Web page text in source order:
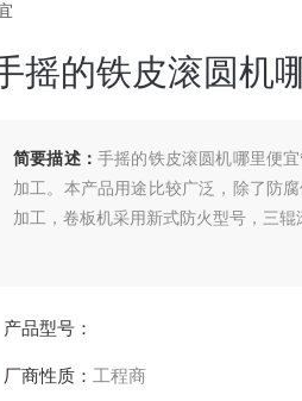
摇的铁皮滚圆机
简要描述： 手摇的铁皮滚圆机哪里便
加工。本产品用途比较广泛，除了防
加工，卷板机采用新式防火型号，三
产品型号：
厂商性质： 工程商